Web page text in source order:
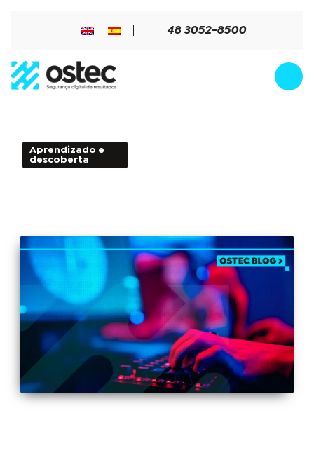
48 3052-8500
Aprendizado e
descoberta